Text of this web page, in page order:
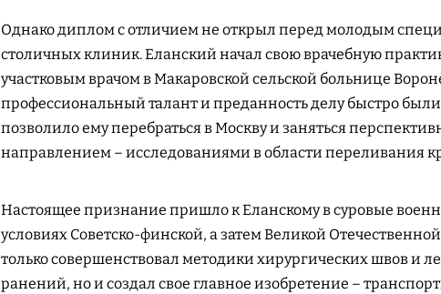
Однако диплом с отличием не открыл перед молодым
столичных клиник. Еланский начал свою врачебную
участковым врачом в Макаровской сельской больнице
профессиональный талант и преданность делу быстро
позволило ему перебраться в Москву и заняться
направлением – исследованиями в области переливания
Настоящее признание пришло к Еланскому в суровые
условиях Советско-финской, а затем Великой
только совершенствовал методики хирургических швов и
ранений, но и создал свое главное изобретение –